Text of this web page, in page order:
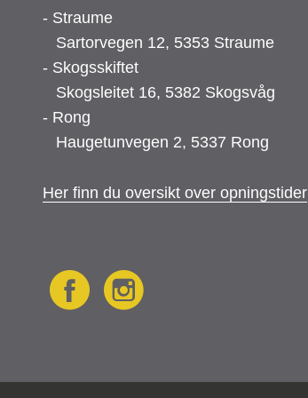
- Straume
Sartorvegen 12, 5353 Straume
- Skogsskiftet
Skogsleitet 16, 5382 Skogsvåg
- Rong
Haugetunvegen 2, 5337 Rong
Her finn du oversikt over opningstider